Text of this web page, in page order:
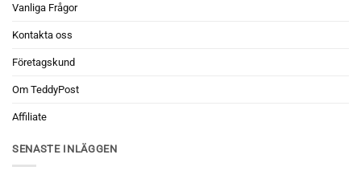
Vanliga Frågor
Kontakta oss
Företagskund
Om TeddyPost
Affiliate
SENASTE INLÄGGEN